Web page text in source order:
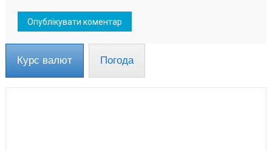
Курс валют Погода